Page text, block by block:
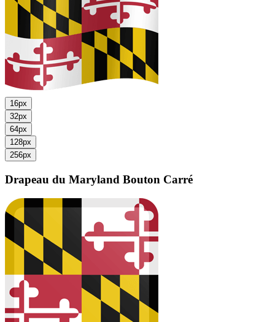
16px
32px
64px
128px
256px
Drapeau du Maryland Bouton Carré